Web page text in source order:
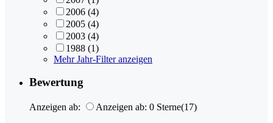
2006 (4)
2005 (4)
2003 (4)
1988 (1)
Mehr Jahr-Filter anzeigen
Bewertung
Anzeigen ab: Anzeigen ab: 0 Sterne(17)